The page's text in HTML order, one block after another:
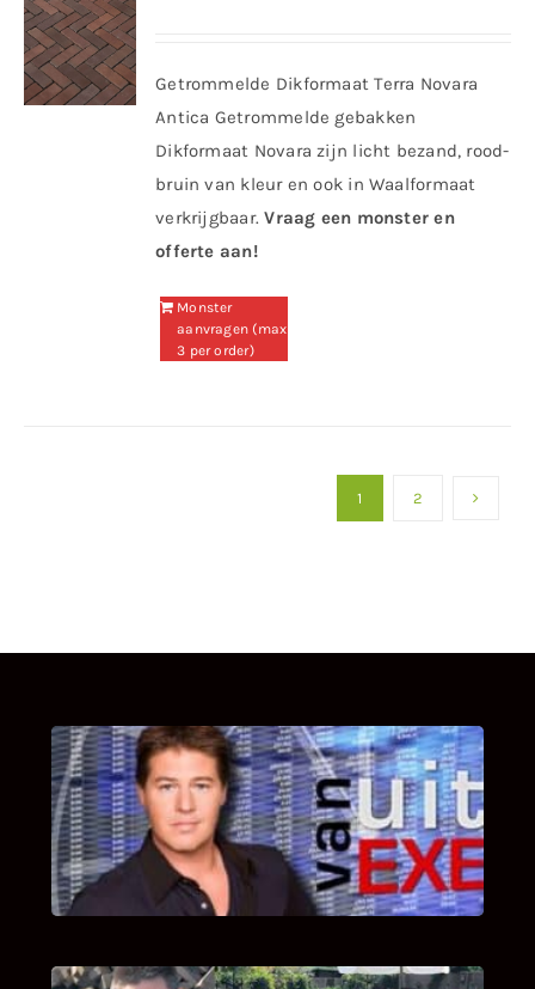
Getrommelde Dikformaat Terra Novara
Antica Getrommelde gebakken
Dikformaat Novara zijn licht bezand, rood-
bruin van kleur en ook in Waalformaat
verkrijgbaar.Vraag een monster en
offerte aan!
Monster
aanvragen (max
3 per order)
1 2
UITSTEL VAN EXECUTIE
Bekijk hier de fragmenten van de deelname
van Bricks and Stones aan dit programma.